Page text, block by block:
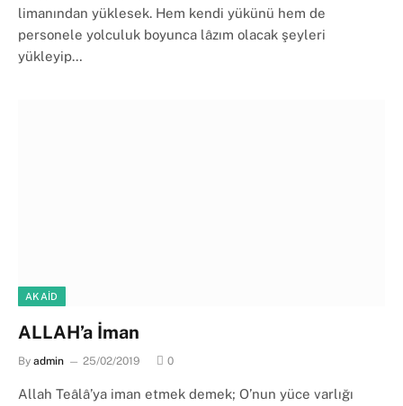
limanından yüklesek. Hem kendi yükünü hem de
personele yolculuk boyunca lâzım olacak şeyleri
yükleyip…
AKAID
ALLAH’a İman
By admin 25/02/2019 0
Allah Teâlâ’ya iman etmek demek; O’nun yüce varlığı